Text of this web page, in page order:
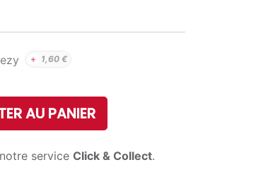
+ 1,60 €
AU PANIER
service Click & Collect.